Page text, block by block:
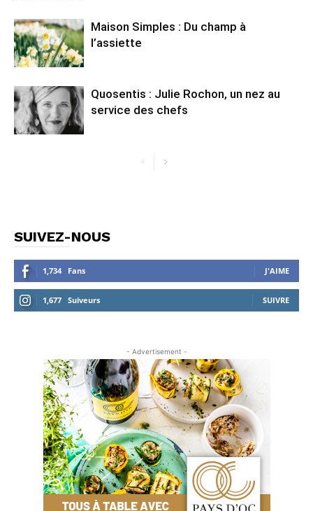
Maison Simples : Du champ à
l’assiette
Quosentis : Julie Rochon, un nez au
service des chefs
SUIVEZ-NOUS
1,734 Fans J'AIME
1,677 Suiveurs SUIVRE
- Advertisement -